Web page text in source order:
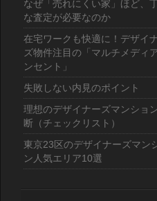
なぜ「売れにくい家」ほど、
な査定が必要なのか
在宅ワークも快適に！デザイ
ズ物件注目の「マルチメディ
ンセント」
失敗しない内見のポイント
理想のデザイナーズマンショ
断（チェックリスト）
東京23区のデザイナーズマン
ン人気エリア10選